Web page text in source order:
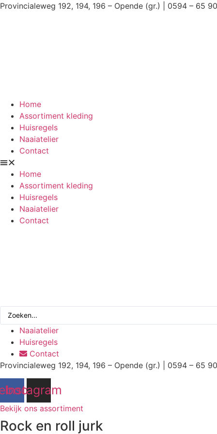
Ga
Provincialeweg 192, 194, 196 – Opende (gr.) | 0594 – 65
Home
Assortiment kleding
Huisregels
Naaiatelier
Contact
Home
Assortiment kleding
Huisregels
Naaiatelier
Contact
Search
Naaiatelier
Huisregels
Contact
Provincialeweg 192, 194, 196 – Opende (gr.) | 0594 – 65
Instagram
Bekijk ons assortiment
Rock en roll jurk